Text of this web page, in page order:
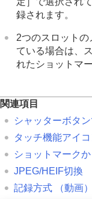
録されます。
2つのスロット
ている場合は、
れたショットマ
関連項目
シャッターボタ
タッチ機能アイ
ショットマーク
JPEG/HEIF切換
記録方式 （動画）